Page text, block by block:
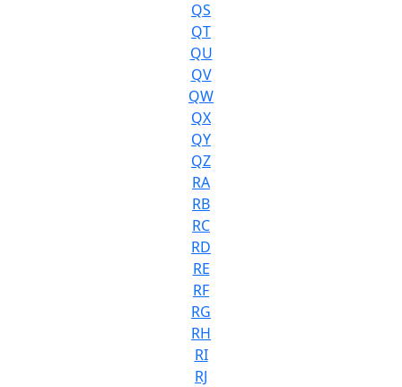
QS
QT
QU
QV
QW
QX
QY
QZ
RA
RB
RC
RD
RE
RF
RG
RH
RI
RJ